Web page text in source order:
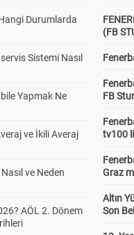
Durumlarda
Sistemi Nasıl
Yapmak Ne
ve İkili Averaj
ve Neden
AÖL 2. Dönem
(FB
FB
tv100
Graz
Altın
Son